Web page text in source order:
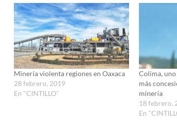
Minería violenta regiones en Oaxaca
28 febrero, 2019
En "CINTILLO"
Colima,
más
minería
18 febrero,
En